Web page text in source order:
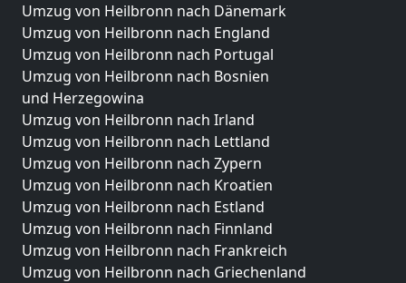
Umzug von Heilbronn nach Dänemark
Umzug von Heilbronn nach England
Umzug von Heilbronn nach Portugal
Umzug von Heilbronn nach Bosnien
und Herzegowina
Umzug von Heilbronn nach Irland
Umzug von Heilbronn nach Lettland
Umzug von Heilbronn nach Zypern
Umzug von Heilbronn nach Kroatien
Umzug von Heilbronn nach Estland
Umzug von Heilbronn nach Finnland
Umzug von Heilbronn nach Frankreich
Umzug von Heilbronn nach Griechenland